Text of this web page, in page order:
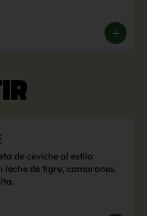
de ceviche al estilo
leche de tigre, camarones,